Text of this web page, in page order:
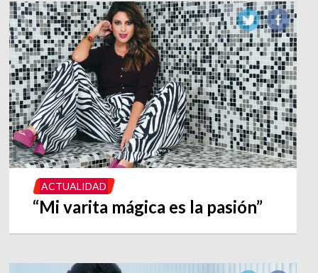
ACTUALIDAD
“Mi varita mágica es la pasión”